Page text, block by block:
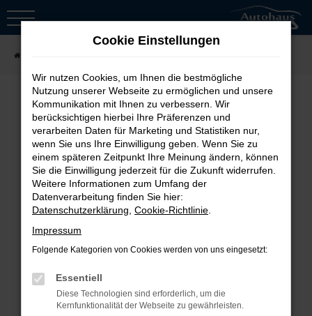
Zum
Fehler: Network Error
Beim Laden ist ein Fehler aufgetreten.
Hier sind ein paar Tipps, die dir helfen
können:
Überprüfe deine Firewall und
deine Internetverbindung.
Beispiel deine Suchmaschine?
Prüfe deine
Cookie Einstellungen
Wir nutzen Cookies, um Ihnen die bestmögliche
Nutzung unserer Webseite zu ermöglichen und unsere
Kommunikation mit Ihnen zu verbessern. Wir
berücksichtigen hierbei Ihre Präferenzen und
verarbeiten Daten für Marketing und Statistiken nur,
wenn Sie uns Ihre Einwilligung geben. Wenn Sie zu
einem späteren Zeitpunkt Ihre Meinung ändern, können
Sie die Einwilligung jederzeit für die Zukunft widerrufen.
Weitere Informationen zum Umfang der
Datenverarbeitung finden Sie hier:
Datenschutzerklärung Cookie-Richtlinie
Impressum
Folgende Kategorien von Cookies werden von uns eingesetzt:
Essentiell
Diese Technologien sind erforderlich, um die
Kernfunktionalität der Webseite zu gewährleisten.